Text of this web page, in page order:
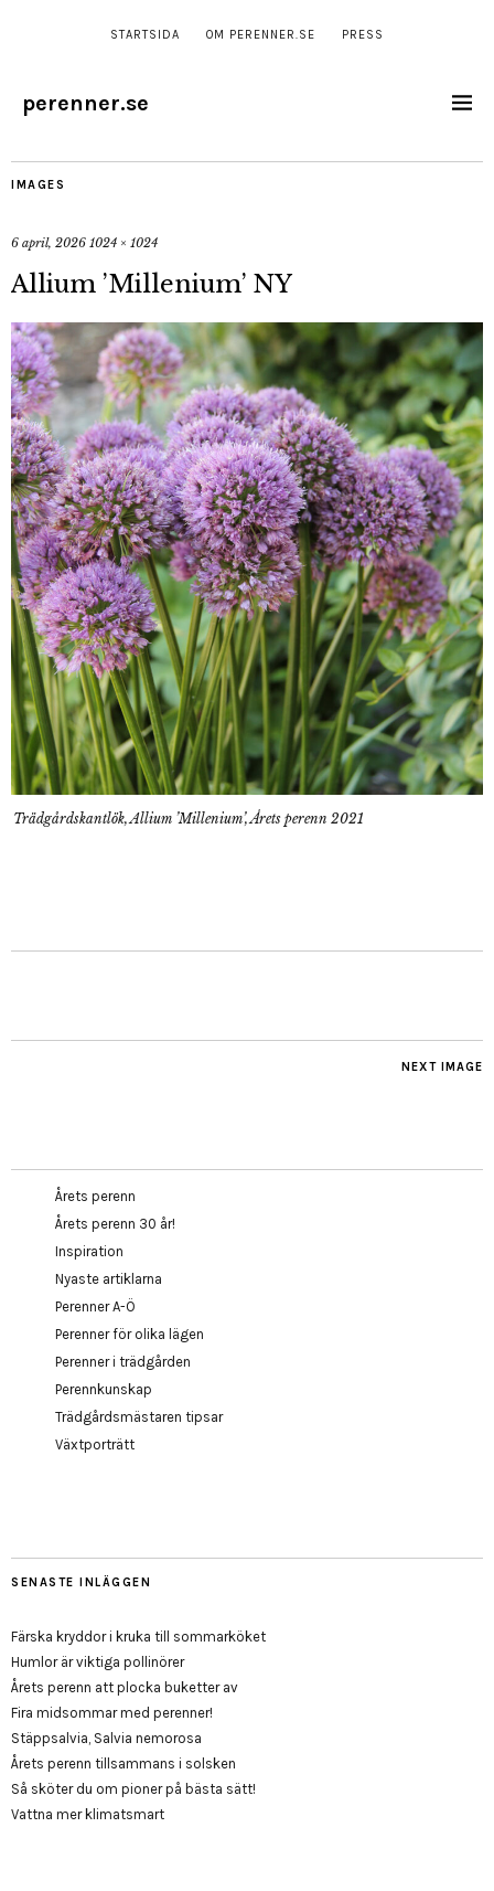
STARTSIDA OM PERENNER.SE PRESS
perenner.se
IMAGES
6 april, 2026 1024 × 1024
Allium ’Millenium’ NY
Trädgårdskantlök, Allium ’Millenium’, Årets perenn 2021
NEXT IMAGE
Årets perenn
Årets perenn 30 år!
Inspiration
Nyaste artiklarna
Perenner A-Ö
Perenner för olika lägen
Perenner i trädgården
Perennkunskap
Trädgårdsmästaren tipsar
Växtporträtt
SENASTE INLÄGGEN
Färska kryddor i kruka till sommarköket
Humlor är viktiga pollinörer
Årets perenn att plocka buketter av
Fira midsommar med perenner!
Stäppsalvia, Salvia nemorosa
Årets perenn tillsammans i solsken
Så sköter du om pioner på bästa sätt!
Vattna mer klimatsmart